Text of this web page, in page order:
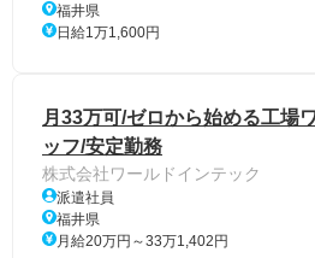
福井県
日給1万1,600円
月33万可/ゼロから始める工場
ッフ/安定勤務
株式会社ワールドインテック
派遣社員
福井県
月給20万円～33万1,402円